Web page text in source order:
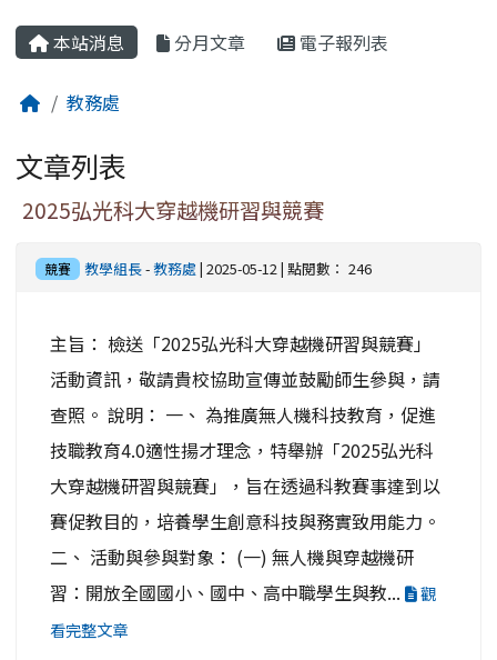
本站消息 分月文章 電子報列表
教務處
文章列表
2025弘光科大穿越機研習與競賽
競賽 教學組長-教務處 | 2025-05-12 | 點閱數： 246
主旨： 檢送「2025弘光科大穿越機研習與競賽」
活動資訊，敬請貴校協助宣傳並鼓勵師生參與，請
查照。 說明： 一、 為推廣無人機科技教育，促進
技職教育4.0適性揚才理念，特舉辦「2025弘光科
大穿越機研習與競賽」，旨在透過科教賽事達到以
賽促教目的，培養學生創意科技與務實致用能力。
二、 活動與參與對象： (一) 無人機與穿越機研
習：開放全國國小、國中、高中職學生與教...
觀
看完整文章